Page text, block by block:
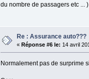
du nombre de passagers etc ... )
Re : Assurance auto???
« Réponse #6 le: 14 avril
Normalement pas de surprime